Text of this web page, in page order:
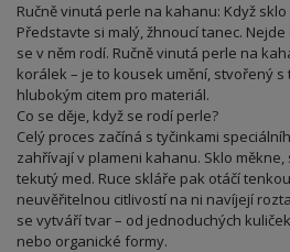
Ručně vinutá perle na kahanu: Když
Představte si malý, žhnoucí tanec.
se v něm rodí. Ručně vinutá perle na
korálek – je to kousek umění, stvořený
hlubokým citem pro materiál.
Co se děje, když se rodí perle?
Celý proces začíná s tyčinkami
zahřívají v plameni kahanu. Sklo
tekutý med. Ruce skláře pak otáčí
neuvěřitelnou citlivostí na ni navíjejí
se vytváří tvar – od jednoduchých
nebo organické formy.